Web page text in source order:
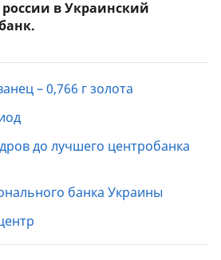
в Украинский
– 0,766 г золота
до лучшего центробанка
банка Украины